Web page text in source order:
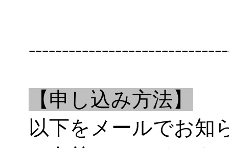
【申し込み方法】
以下をメールでお知